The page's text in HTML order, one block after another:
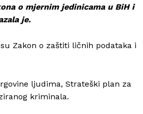
Info
o mjernim jedinicama u BiH i
je.
Zakon o zaštiti ličnih podataka i
ljudima, Strateški plan za
kriminala.